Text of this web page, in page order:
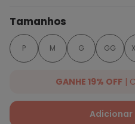
Tamanhos
P M G GG
GANHE 19% OFF |
Ganhe 19% OFF Extra em
QUINTESS19. Válido para toda
Adicionar